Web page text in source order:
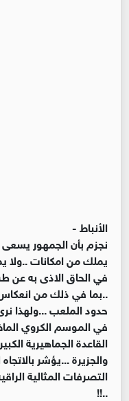
الأنباط -
نجزم بأن الجمهور
يملك من امكانات ..ولا
في الحاق الاذى به عن
..بما في ذلك من
حدود الملعب ...ولهذا
في الموسم الكروي
القاعدة الجماهيرية
والجزيرة ...يؤشر
التصرفات المثالية
..!!